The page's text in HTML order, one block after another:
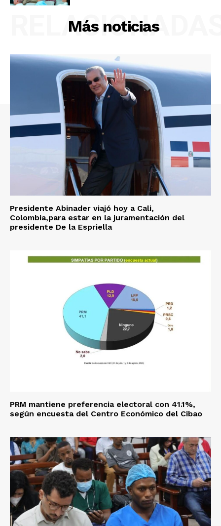
Más noticias
Presidente Abinader viajó hoy a Cali,
Colombia,para estar en la juramentación del
presidente De la Espriella
PRM mantiene preferencia electoral con 41.1%,
según encuesta del Centro Económico del Cibao